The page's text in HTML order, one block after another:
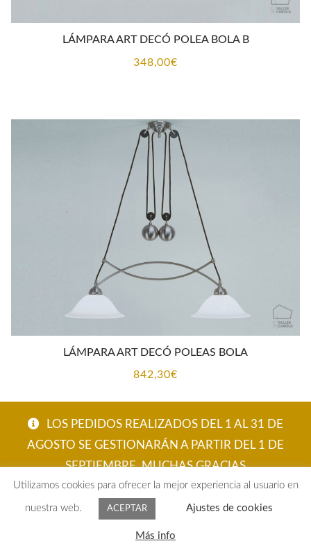
LOS PEDIDOS REALIZADOS DEL 1 AL 31 DE
AGOSTO SE GESTIONARÁN A PARTIR DEL 1 DE
SEPTIEMBRE. MUCHAS GRACIAS
ACEPTAR
LÁMPARA ART DECÓ POLEA BOLA B
348,00€
LÁMPARA ART DECÓ POLEAS BOLA
842,30€
Utilizamos cookies para ofrecer la mejor experiencia al usuario en
nuestra web. ACEPTAR Ajustes de cookies
Más info